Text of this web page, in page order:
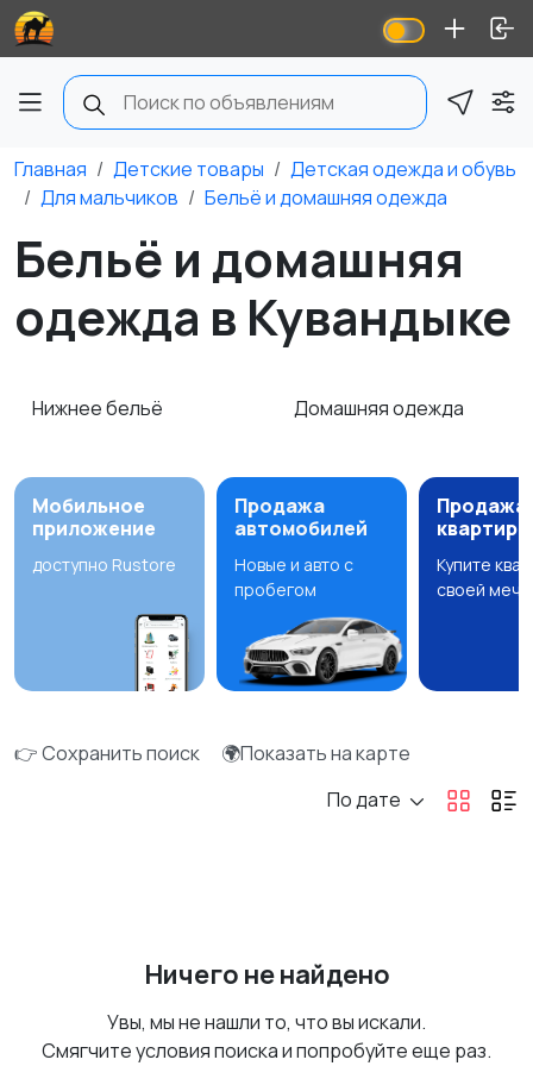
Главная Детские товары
Детская одежда и обувь
Для мальчиков
Бельё и домашняя одежда
Бельё и домашняя
одежда в Кувандыке
Нижнее бельё Домашняя одежда
Мобильное
приложение
доступно Rustore
Продажа
автомобилей
Новые и авто с
пробегом
Продажа
квартир
Купите
своей
👉 Сохранить поиск
🌍Показать на карте
По дате
Ничего не найдено
Увы, мы не нашли то, что вы искали.
Смягчите условия поиска и попробуйте еще раз.